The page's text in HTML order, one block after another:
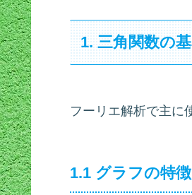
1. 三角関数の
フーリエ解析で主に
1.1 グラフの特徴